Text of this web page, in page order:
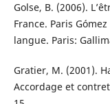
Golse, B. (2006).
France. Paris
langue. Paris:
Gratier, M. (2001).
Accordage et